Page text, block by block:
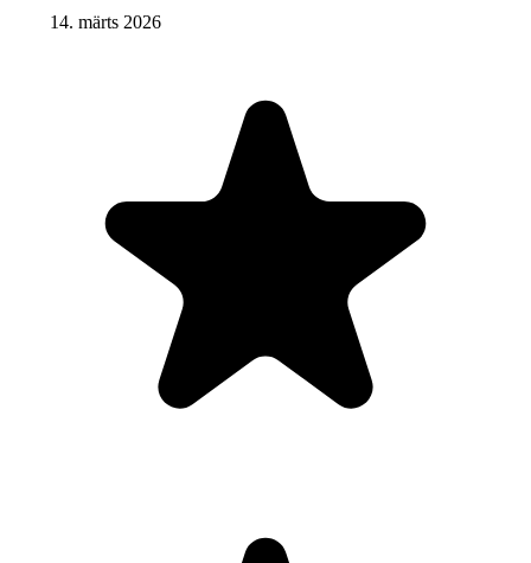
14. märts 2026